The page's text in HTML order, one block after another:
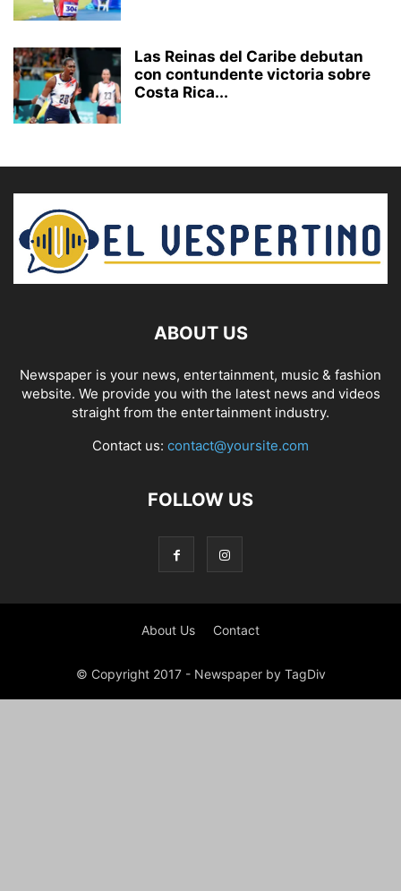
Las Reinas del Caribe debutan
con contundente victoria sobre
Costa Rica...
ABOUT US
Newspaper is your news, entertainment, music & fashion
website. We provide you with the latest news and videos
straight from the entertainment industry.
Contact us: contact@yoursite.com
FOLLOW US
About Us Contact
© Copyright 2017 - Newspaper by TagDiv